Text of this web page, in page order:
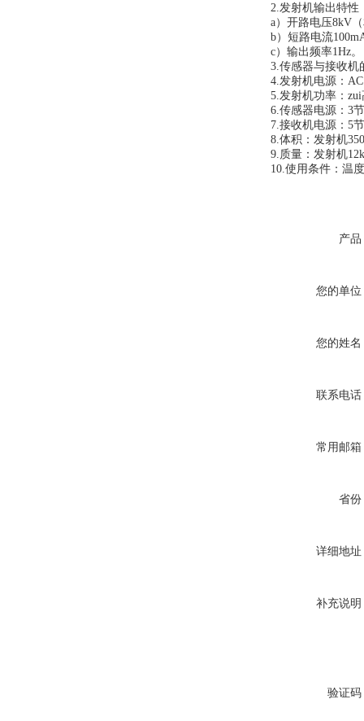
2.发射机输出特性
a）开路电压8kV
b）短路电流
c）输出频率1Hz。
3.传感器与接收机
4.发射机电源：
5.发射机功率：
6.传感器电源：3
7.接收机电源：5
8.体积：发射机
9.质量：发射机
10.使用条件：温
产品
您的单位
您的姓名
联系电话
常用邮箱
省份
详细地址
补充说明
验证码